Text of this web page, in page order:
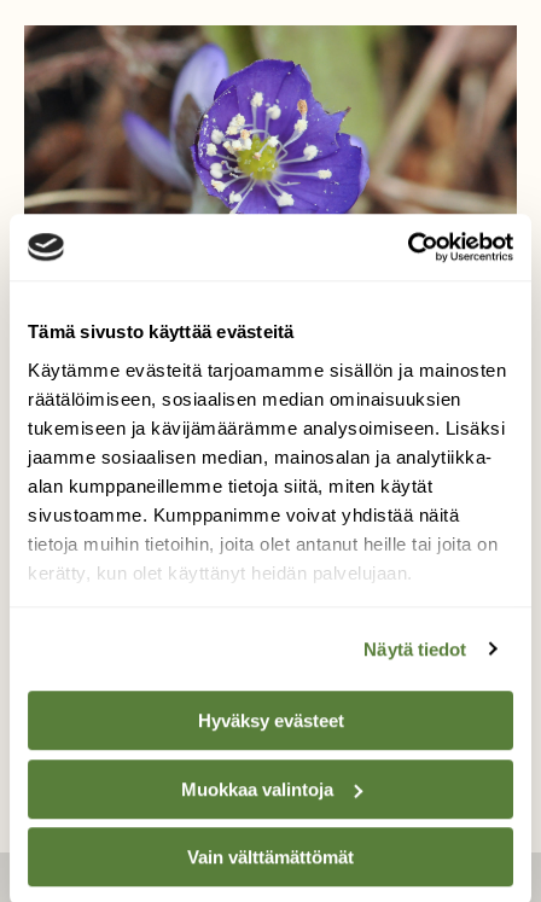
Tämä sivusto käyttää evästeitä
Käytämme evästeitä tarjoamamme sisällön ja mainosten
räätälöimiseen, sosiaalisen median ominaisuuksien
tukemiseen ja kävijämäärämme analysoimiseen. Lisäksi
jaamme sosiaalisen median, mainosalan ja analytiikka-
alan kumppaneillemme tietoja siitä, miten käytät
sivustoamme. Kumppanimme voivat yhdistää näitä
tietoja muihin tietoihin, joita olet antanut heille tai joita on
kerätty, kun olet käyttänyt heidän palvelujaan.
Näytä tiedot
Hyväksy evästeet
Muokkaa valintoja
Vain välttämättömät
Kevään ensimmäiset
sinivuokot
Valokuvaaja: Petri Korkeila, Ruissalo, Turku
12.03.2014
TAKAISIN LISTAAN